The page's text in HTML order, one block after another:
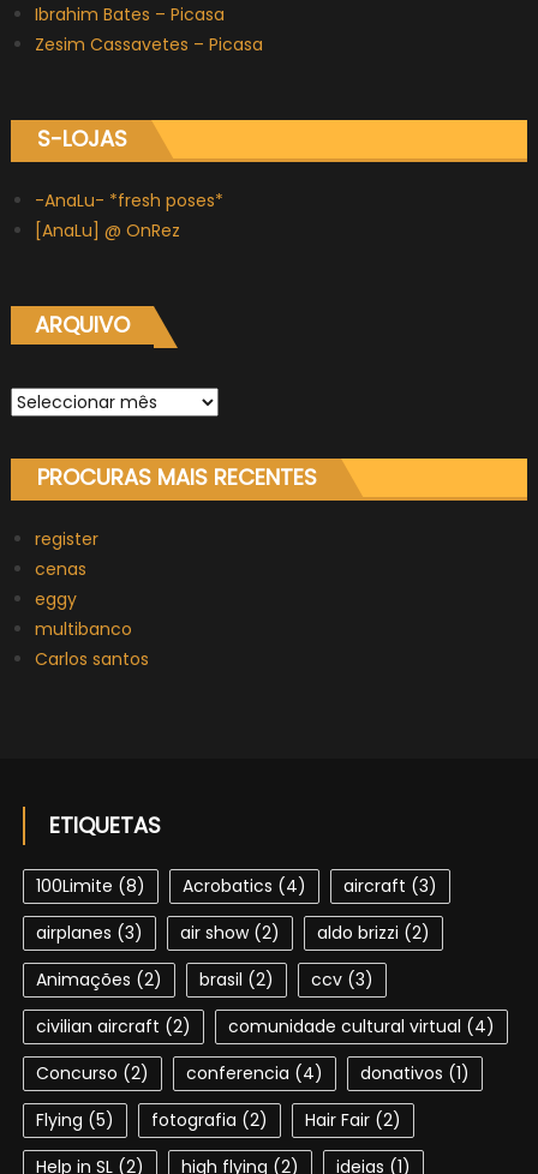
Ibrahim Bates – Picasa
Zesim Cassavetes – Picasa
S-LOJAS
-AnaLu- *fresh poses*
[AnaLu] @ OnRez
ARQUIVO
Arquivo
PROCURAS MAIS RECENTES
register
cenas
eggy
multibanco
Carlos santos
ETIQUETAS
100Limite (8) Acrobatics (4) aircraft (3)
airplanes (3) air show(2) aldo brizzi (2)
Animações (2) brasil (2) ccv(3)
civilian aircraft (2) comunidade cultural virtual (4)
Concurso (2) conferencia (4) donativos (1)
Flying (5) fotografia (2) Hair Fair(2)
Help in SL(2) high flying (2) ideias (1)